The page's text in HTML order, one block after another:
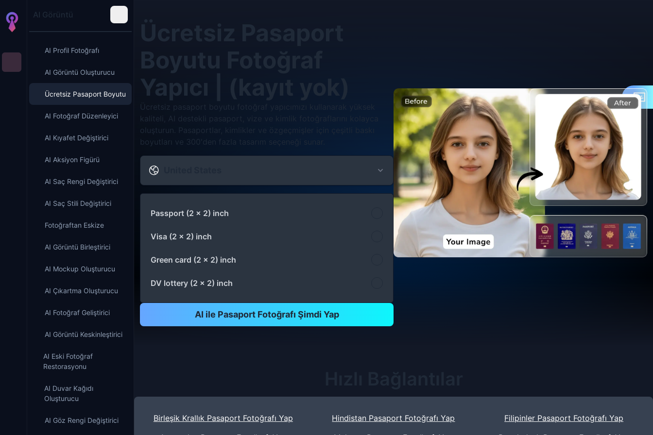
AI Görüntü
AI Profil Fotoğrafı
AI Görüntü Oluşturucu
Ücretsiz Pasaport Boyutu
AI Fotoğraf Düzenleyici
AI Kıyafet Değiştirici
AI Aksiyon Figürü
AI Saç Rengi Değiştirici
AI Saç Stili Değiştirici
Fotoğraftan Eskize
AI Görüntü Birleştirici
AI Mockup Oluşturucu
AI Çıkartma Oluşturucu
AI Fotoğraf Geliştirici
AI Görüntü Keskinleştirici
AI Eski Fotoğraf
Restorasyonu
AI Duvar Kağıdı
Oluşturucu
AI Göz Rengi Değiştirici
Boyutu Fotoğraf
Yapıcı | (kayıt yok)
Ücretsiz pasaport boyutu fotoğraf yapıcımızı kullanarak yüksek
kaliteli, AI destekli pasaport, vize ve kimlik fotoğraflarını kolayca
oluşturun. Pasaportlar, kimlikler ve özgeçmişler için çeşitli baskı
boyutları ve 300'den fazla tasarım seçeneği sunar.
Passport (2 x 2) inch
Visa (2 x 2) inch
Green card (2 x 2) inch
DV lottery (2 x 2) inch
AI ile Pasaport Fotoğrafı Şimdi Yap
Birleşik Krallık Pasaport Fotoğrafı Yap Hindistan Pasaport Fotoğrafı Yap
Filipinler Pasaport Fotoğrafı Yap